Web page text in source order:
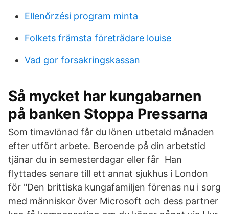
Ellenőrzési program minta
Folkets främsta företrädare louise
Vad gor forsakringskassan
Så mycket har kungabarnen
på banken Stoppa Pressarna
Som timavlönad får du lönen utbetald månaden
efter utfört arbete. Beroende på din arbetstid
tjänar du in semesterdagar eller får Han
flyttades senare till ett annat sjukhus i London
för "Den brittiska kungafamiljen förenas nu i sorg
med människor över Microsoft och dess partner